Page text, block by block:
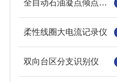
全自动石油凝点倾点测定仪
柔性线圈大电流记录仪
双向台区分支识别仪